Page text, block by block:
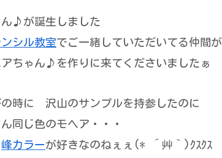
ん♪が誕生しました
シル教室でご一緒していただいてる仲間が
ちゃん♪を作りに来てくださいましたぁ
の時に 沢山のサンプルを持参したのに
同じ色のモヘア・・・
峰カラーが好きなのねぇぇ(* ´艸｀)ｸｽｸｽ